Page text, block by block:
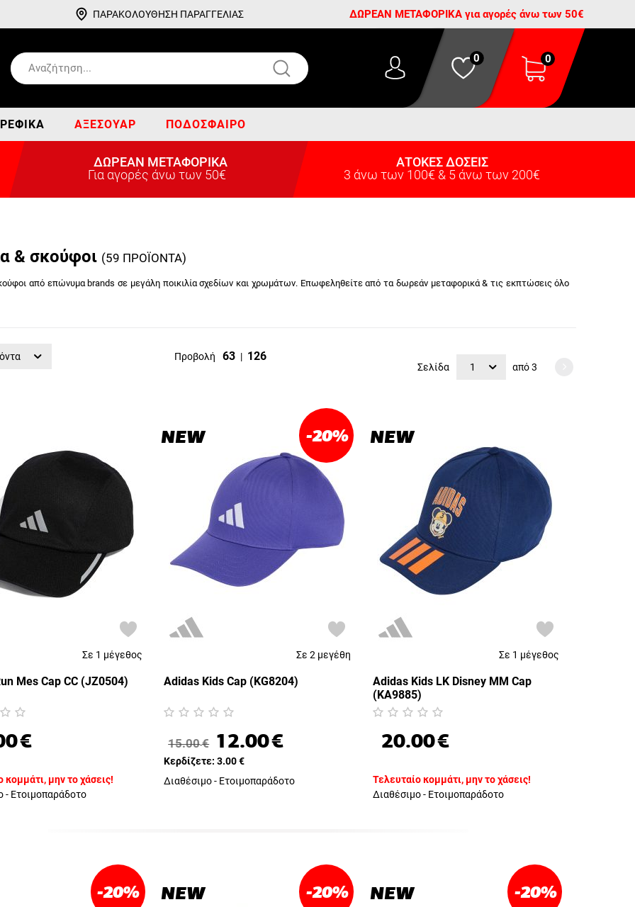
ΠΑΡΑΚΟΛΟΥΘΗΣΗ ΠΑΡΑΓΓΕΛΙΑΣ ΔΩΡΕΑΝ ΜΕΤΑΦΟΡΙΚΑ για αγορές άνω των 50€
0 0
ΑΞΕΣΟΥΆΡ ΠΟΔΌΣΦΑΙΡΟ
ΔΩΡΕΑΝ ΜΕΤΑΦΟΡΙΚΑ
Για αγορές άνω των 50€
ΑΤΟΚΕΣ ΔΟΣΕΙΣ
3 άνω των 100€ & 5 άνω των 200€
& σκούφοι (59 ΠΡΟΪΟΝΤΑ)
από επώνυμα brands σε μεγάλη ποικιλία σχεδίων και χρωμάτων. Επωφεληθείτε από τα δωρεάν μεταφορικά & τις εκπτώσεις όλο
Προβολή 63 | 126
Σελίδα 1 από3
Σε 1 μέγεθος
Mes Cap CC (JZ0504)
€
κομμάτι, μην το χάσεις!
- Ετοιμοπαράδοτο
NEW -20%
Σε 2 μεγέθη
Adidas Kids Cap (KG8204)
15.00€ 12.00€
Κερδίζετε: 3.00€
Διαθέσιμο - Ετοιμοπαράδοτο
NEW
Σε 1 μέγεθος
Adidas Kids LK Disney MM Cap
(KA9885)
20.00€
Τελευταίο κομμάτι, μην το χάσεις!
Διαθέσιμο - Ετοιμοπαράδοτο
-20% NEW -20% NEW -20%